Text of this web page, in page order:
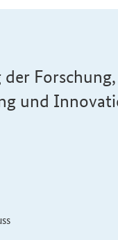
Forschung,
und